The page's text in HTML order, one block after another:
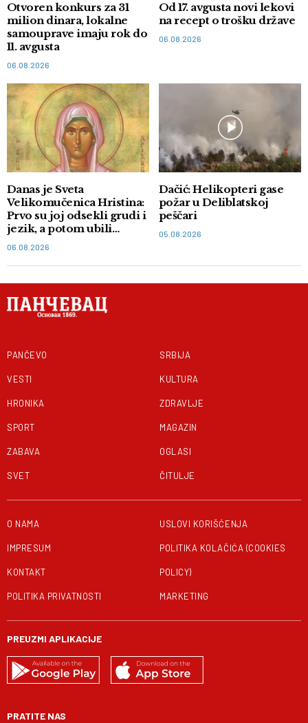
Otvoren konkurs za 31
milion dinara, lokalne
samouprave imaju rok do
11. avgusta
06.08.2026
Od 17. avgusta novi lekovi
na recept o trošku države
06.08.2026
Danas je Sveta
Velikomučenica Hristina:
Prvo su joj odsekli grudi i
jezik, a potom ubili
06.08.2026
Dačić: Helikopteri gase
požar u Deliblatskoj
peščari
05.08.2026
PANČEVO
VESTI
HRONIKA
SPORT
ZABAVA
SVET
SRBIJA
KULTURA
ZDRAVLJE
MAGAZIN
OGLASI
ČITULJE
O NAMA
IMPRESUM
KONTAKT
POLITIKA PRIVATNOSTI
USLOVI KORIŠĆENJA
POLITIKA KOLAČIĆA (COOKIES
POLICY)
MARKETING
PREUZMI APLIKACIJE
PRATITE NAS